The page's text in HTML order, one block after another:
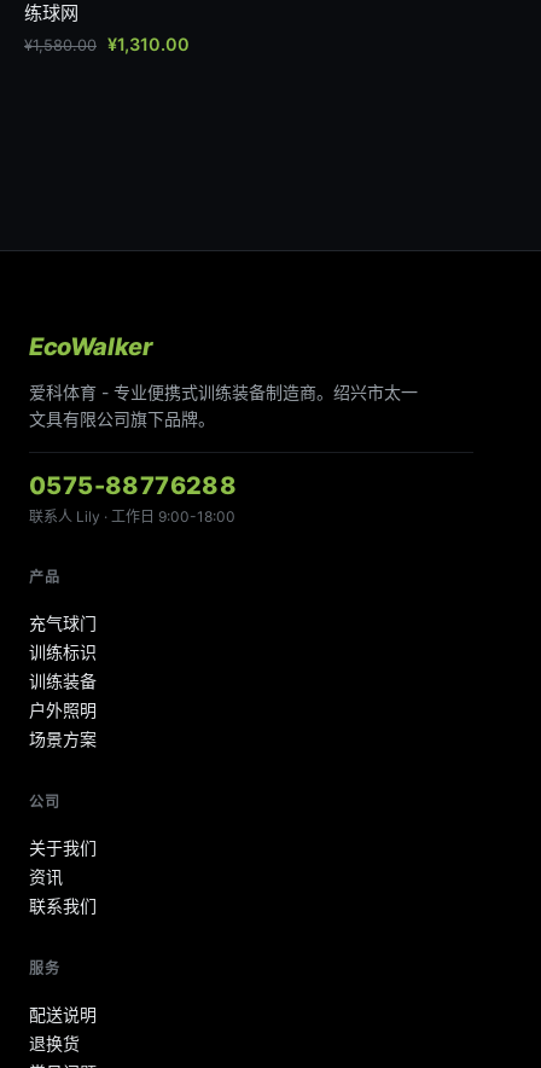
练球网
¥1,580.00 ¥1,310.00
EcoWalker
爱科体育 - 专业便携式训练装备制造商。绍兴市太一
文具有限公司旗下品牌。
0575-88776288
联系人 Lily · 工作日 9:00-18:00
产品
充气球门
训练标识
训练装备
户外照明
场景方案
公司
关于我们
资讯
联系我们
服务
配送说明
退换货